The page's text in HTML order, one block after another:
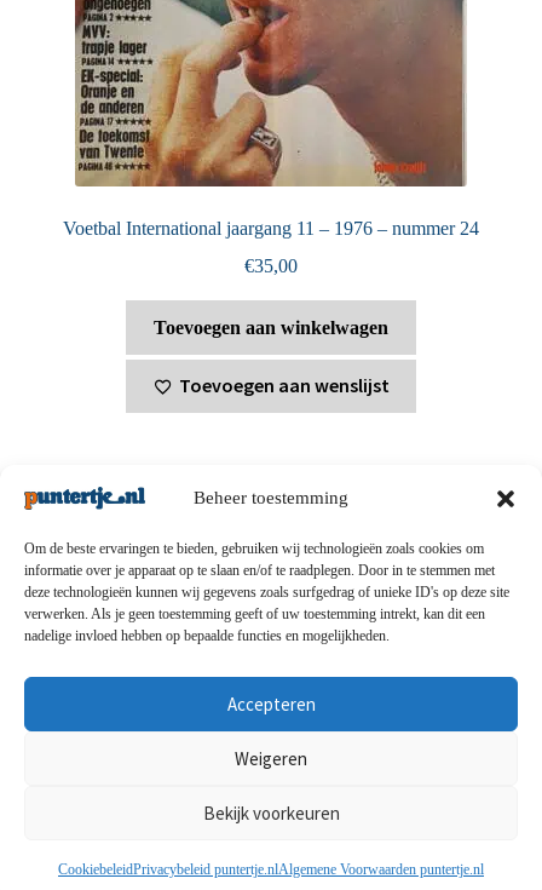
Beheer toestemming
Om de beste ervaringen te bieden, gebruiken wij technologieën zoals cookies om
informatie over je apparaat op te slaan en/of te raadplegen. Door in te stemmen met
deze technologieën kunnen wij gegevens zoals surfgedrag of unieke ID's op deze site
verwerken. Als je geen toestemming geeft of uw toestemming intrekt, kan dit een
nadelige invloed hebben op bepaalde functies en mogelijkheden.
Accepteren
Weigeren
Bekijk voorkeuren
CookiebeleidPrivacybeleid puntertje.nlAlgemene Voorwaarden puntertje.nl
Voetbal International jaargang 11 – 1976 – nummer 24
€35,00
Toevoegen aan winkelwagen
Toevoegen aan wenslijst
Privacybeleid-Verzending en retouren-Algemene
voorwaarden-Disclaimert-Betaalmethoden-Over ons
Zoeken
Zoeken